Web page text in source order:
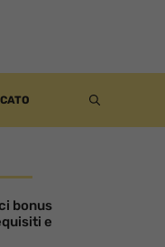
bonus
e